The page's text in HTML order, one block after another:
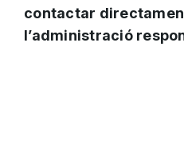
contactar
l’administració